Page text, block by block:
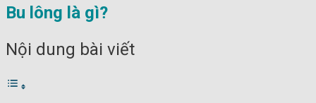
Bu lông là gì?
Nội dung bài viết